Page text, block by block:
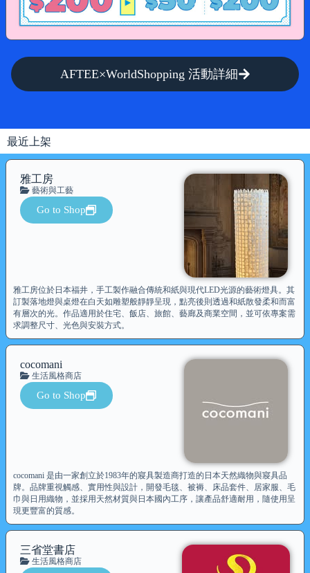
AFTEE×WorldShopping 活動詳細
最近上架
雅工房
藝術與工藝
Go to Shop
雅工房位於日本福井，手工製作融合傳統和紙與現代LED光源的藝術燈具。其
訂製落地燈與桌燈在白天如雕塑般靜靜呈現，點亮後則透過和紙散發柔和而富
有層次的光。作品適用於住宅、飯店、旅館、藝廊及商業空間，並可依專案需
求調整尺寸、光色與安裝方式。
cocomani
生活風格商店
Go to Shop
cocomani 是由一家創立於1983年的寢具製造商打造的日本天然織物與寢具品
牌。品牌重視觸感、實用性與設計，開發毛毯、被褥、床品套件、居家服、毛
巾與日用織物，並採用天然材質與日本國內工序，讓產品舒適耐用，隨使用呈
現更豐富的質感。
三省堂書店
生活風格商店